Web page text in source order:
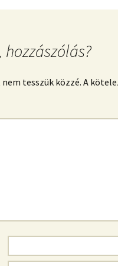
hozzászólás?
tesszük közzé. A